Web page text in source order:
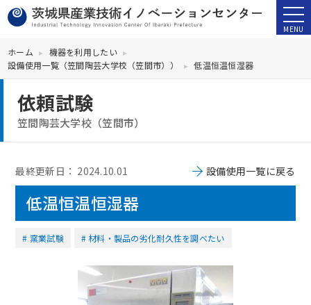
ホーム
機器を利用したい
設備使用一覧（笠間陶芸大学校（笠間市））
低温恒温恒湿器
依頼試験
笠間陶芸大学校（笠間市）
最終更新日： 2024.10.01 設備使用一覧に戻る
低温恒温恒湿器
窯業試験 材料・製品の劣化耐久性を調べたい